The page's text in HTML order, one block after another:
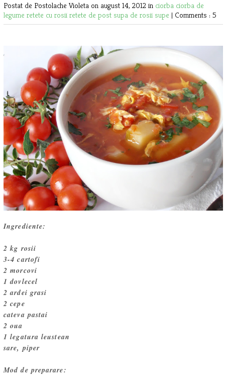
Postat de Postolache Violeta on august 14, 2012 in ciorba ciorba de
legume retete cu rosii retete de post supa de rosii supe | Comments : 5
Ingrediente:
2 kg rosii
3-4 cartofi
2 morcovi
1 dovlecel
2 ardei grasi
2 cepe
cateva pastai
2 oua
1 legatura leustean
sare, piper
Mod de preparare: